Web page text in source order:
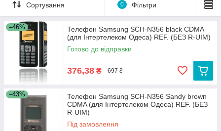
Сортування 0 Фільтри
–46%
Телефон Samsung SCH-N356 black CDMA
(для Інтертелеком Одеса) REF. (БЕЗ R-UIM)
Готово до відправки
376,38 ₴ 697 ₴
–43%
Телефон Samsung SCH-N356 Sandy brown
CDMA (для Інтертелеком Одеса) REF. (БЕЗ
R-UIM)
Під замовлення